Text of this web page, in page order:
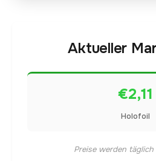
Aktueller
€2,11
Holofoil
Preise werden täglich